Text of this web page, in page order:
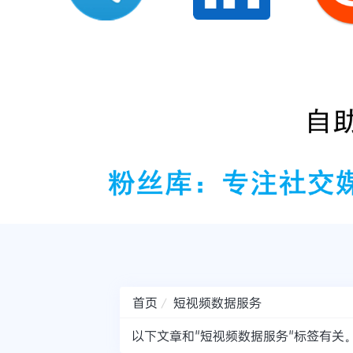
首页
短视频数据服务
以下文章和"短视频数据服务"标签有关